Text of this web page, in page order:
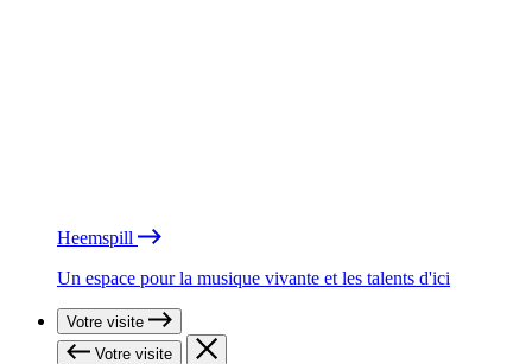
Heemspill
Un espace pour la musique vivante et les talents d'ici
Votre visite
Votre visite